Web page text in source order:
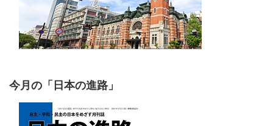
今月の「日本の進路」